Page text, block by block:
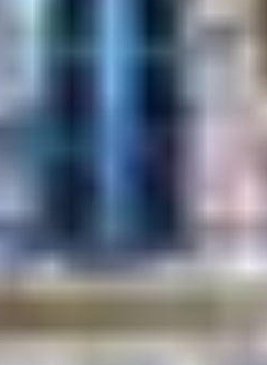
Corsica
Elzas
Jura
Languedoc Roussillon
Loire
Poitou Charentes
Provence
Savoie